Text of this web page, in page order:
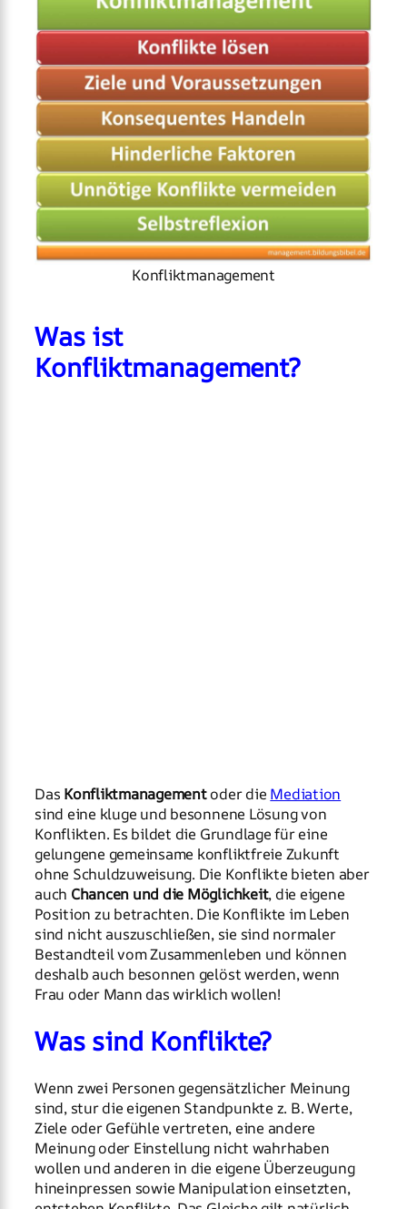
Konfliktmanagement
Was ist
Konfliktmanagement?
Das Konfliktmanagementoder die Mediation
sind eine kluge und besonnene Lösung von
Konflikten. Es bildet die Grundlage für eine
gelungene gemeinsame konfliktfreie Zukunft
ohne Schuldzuweisung. Die Konflikte bieten aber
auch Chancen und die Möglichkeit, die eigene
Position zu betrachten. Die Konflikte im Leben
sind nicht auszuschließen, sie sind normaler
Bestandteil vom Zusammenleben und können
deshalb auch besonnen gelöst werden, wenn
Frau oder Mann das wirklich wollen!
Was sind Konflikte?
Wenn zwei Personen gegensätzlicher Meinung
sind, stur die eigenen Standpunkte z. B. Werte,
Ziele oder Gefühle vertreten, eine andere
Meinung oder Einstellung nicht wahrhaben
wollen und anderen in die eigene Überzeugung
hineinpressen sowie Manipulation einsetzten,